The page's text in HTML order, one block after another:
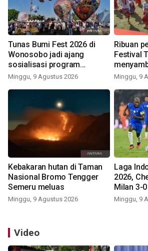
Tunas Bumi Fest 2026 di
Wonosobo jadi ajang
sosialisasi program
pemerintah lewat balon
Minggu, 9 Agustus 2026
Ribuan
Festival
Minggu, 9
Kebakaran hutan di Taman
Nasional Bromo Tengger
Semeru meluas
Minggu, 9 Agustus 2026
Laga
2026,
Milan 3-0
Minggu, 9
Video